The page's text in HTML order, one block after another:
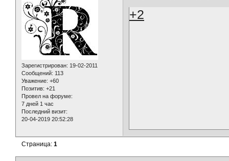
Зарегистрирован: 19-02-2011
Сообщений: 113
Уважение: +60
Позитив: +21
Провел на форуме:
7 дней 1 час
Последний визит:
20-04-2019 20:52:28
+2
Страница:1